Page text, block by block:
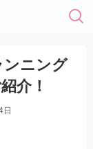
ンニング
介！
日